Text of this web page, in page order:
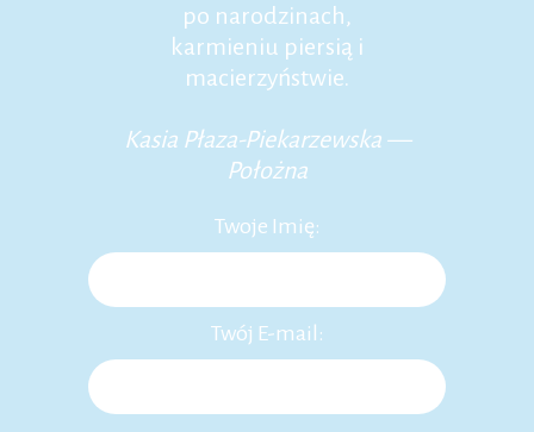
po narodzinach,
karmieniu piersią i
macierzyństwie.
Kasia Płaza-Piekarzewska —
Położna
Twoje Imię:
Twój E-mail: